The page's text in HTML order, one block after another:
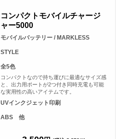
コンパクトモバイルチャージ
ャー5000
モバイルバッテリー / MARKLESS
STYLE
全5色
コンパクトなので持ち運びに最適なサイズ感
と、出力用ポートが2つ付き同時充電も可能
な実用性の高いアイテムです。
UVインクジェット印刷
ABS 他